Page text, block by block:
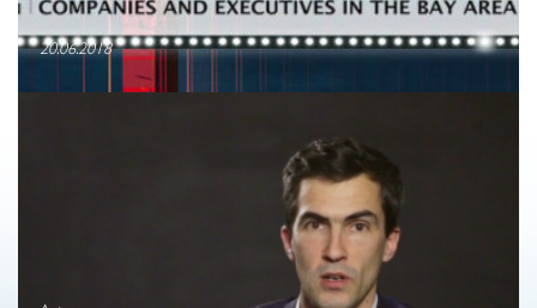
20.06.2018